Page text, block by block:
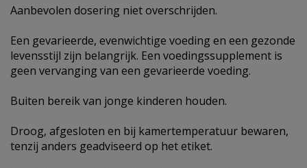
Aanbevolen dosering niet overschrijden.
Een gevarieerde, evenwichtige voeding en een gezonde
levensstijl zijn belangrijk. Een voedingssupplement is
geen vervanging van een gevarieerde voeding.
Buiten bereik van jonge kinderen houden.
Droog, afgesloten en bij kamertemperatuur bewaren,
tenzij anders geadviseerd op het etiket.